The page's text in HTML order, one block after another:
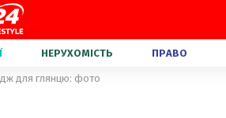
НЕРУХОМІСТЬ ПРАВО
для глянцю: фото